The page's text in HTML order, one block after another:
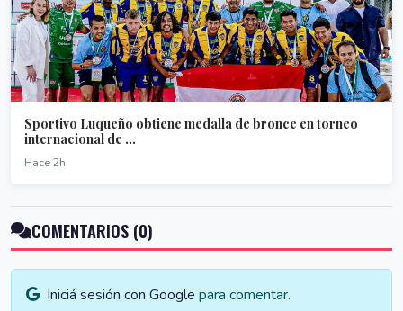
Sportivo Luqueño obtiene medalla de bronce en torneo
internacional de ...
Hace 2h
COMENTARIOS (0)
Iniciá sesión con Google para comentar.